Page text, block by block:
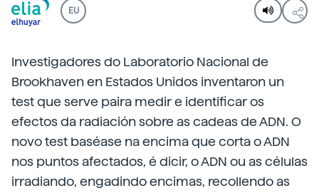
EU
Investigadores do Laboratorio Nacional de
Brookhaven en Estados Unidos inventaron un
test que serve paira medir e identificar os
efectos da radiación sobre as cadeas de ADN. O
novo test baséase na encima que corta o ADN
nos puntos afectados, é dicir, o ADN ou as células
irradiando, engadindo encimas, recollendo as